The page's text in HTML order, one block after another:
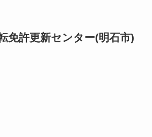
免許更新センター(明石市)